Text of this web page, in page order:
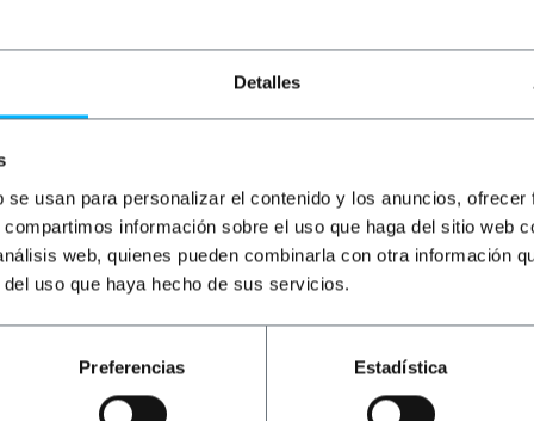
Detalles
usan para personalizar el contenido y los anuncios,
información sobre el uso que haga del sitio web
web, quienes pueden combinarla con otra información
uso que haya hecho de sus servicios.
Preferencias Estadística
MobiRack d'alçada 32U i mida externa en mm de 600
de nivellament). Fabricats en acer d'alta qualitat
desmuntats. Prestacions professionals i aptes per
connectats lateralment. Optimitza la infraestructura